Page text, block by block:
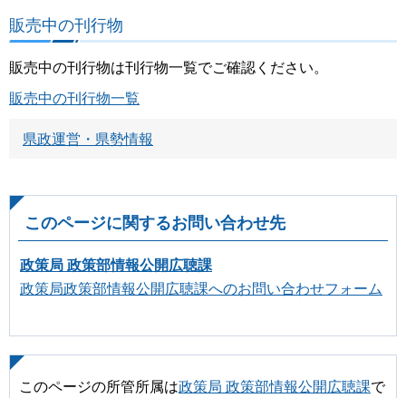
販売中の刊行物
販売中の刊行物は刊行物一覧でご確認ください。
販売中の刊行物一覧
県政運営・県勢情報
このページに関するお問い合わせ先
政策局 政策部情報公開広聴課
政策局政策部情報公開広聴課へのお問い合わせフォーム
このページの所管所属は政策局 政策部情報公開広聴課で